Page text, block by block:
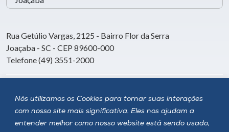
Nós utilizamos os Cookies para tornar suas interações
com nosso site mais significativa. Eles nos ajudam a
entender melhor como nosso website está sendo usado,
Rua Getúlio Vargas, 2125 - Bairro Flor da Serra
Joaçaba - SC - CEP 89600-000
Telefone (49) 3551-2000
Siga a Unoesc